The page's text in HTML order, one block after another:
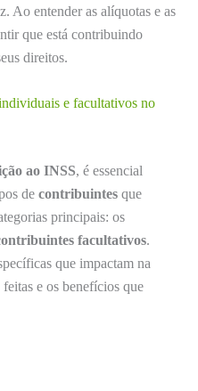
Ao entender as alíquotas e as
que está contribuindo
direitos.
e facultativos no
ao INSS, é essencial
de contribuintes que
principais: os
facultativos.
que impactam na
e os benefícios que